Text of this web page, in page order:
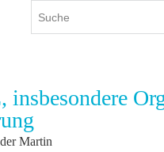
die BTU
Weiterbildung
Martin